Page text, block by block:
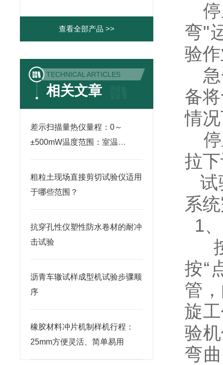
查看全部产品 >>
TECHNICAL ARTICLES
相关文章
差示扫描量热仪量程：0～
±500mW温度范围：室温
粗粒土现场直接剪切试验仪适用
于哪些范围？
抗穿孔性仪塑性防水卷材的耐冲
击试验
沥青车辙试样成型机试验步骤顺
序
橡胶材料冲片机制样机行程：
25mm方便灵活、简单易用
弯"
验
备
情
拉
试
系
1
按“
管
旋
验
弯